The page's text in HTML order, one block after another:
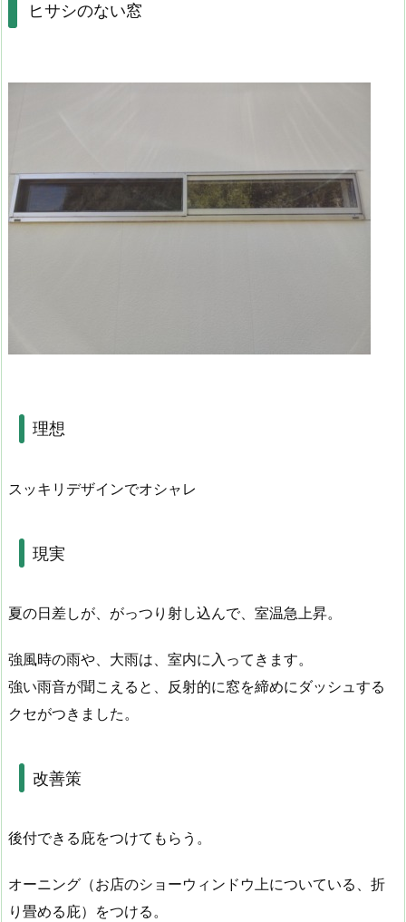
ヒサシのない窓
理想
スッキリデザインでオシャレ
現実
夏の日差しが、がっつり射し込んで、室温急上昇。
強風時の雨や、大雨は、室内に入ってきます。
強い雨音が聞こえると、反射的に窓を締めにダッシュする
クセがつきました。
改善策
後付できる庇をつけてもらう。
オーニング（お店のショーウィンドウ上についている、折
り畳める庇）をつける。